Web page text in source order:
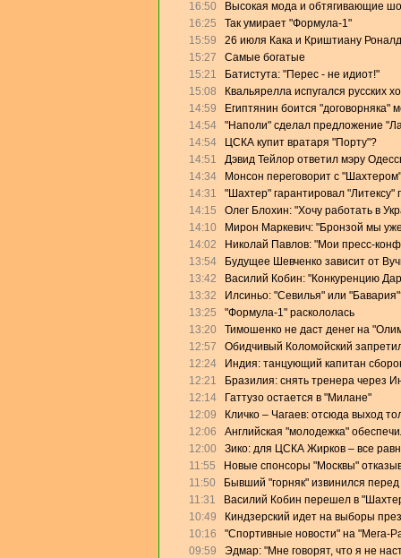
16:50
Высокая мода и обтягивающие
16:25
Так умирает "Формула-1"
15:59
26 июля Кака и Криштиану
15:27
Самые богатые
15:21
Батистута: "Перес - не идиот!"
15:08
Квальярелла испугался русских
14:59
Египтянин боится
14:54
"Наполи" сделал предложение
14:54
ЦСКА купит вратаря "Порту"?
14:51
Дэвид Тейлор ответил мэру
14:34
Монсон переговорит с
14:31
"Шахтер" гарантировал
14:15
Олег Блохин: "Хочу работать в
14:10
Мирон Маркевич: "Бронзой мы
14:02
Николай Павлов: "Мои пресс-
13:54
Будущее Шевченко зависит от
13:42
Василий Кобин: "Конкуренцию
13:32
Илсиньо: "Севилья" или
13:25
"Формула-1" раскололась
13:20
Тимошенко не даст денег на
12:57
Обидчивый Коломойский
12:24
Индия: танцующий капитан
12:21
Бразилия: снять тренера через
12:14
Гаттузо остается в "Милане"
12:09
Кличко – Чагаев: отсюда выход
12:06
Английская "молодежка"
12:00
Зико: для ЦСКА Жирков – все
11:55
Новые спонсоры "Москвы"
11:50
Бывший "горняк" извинился
11:31
Василий Кобин перешел в
10:49
Киндзерский идет на выборы
10:16
"Спортивные новости" на "Мега-
09:59
Эдмар: "Мне говорят, что я не